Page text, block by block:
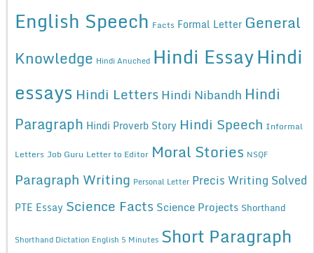
English Speech Facts Formal Letter General
Knowledge Hindi Anuched Hindi EssayHindi
essays Hindi Letters Hindi Nibandh Hindi
Paragraph Hindi Proverb Story Hindi Speech Informal
Letters Job Guru Letter to Editor Moral Stories NSQF
Paragraph Writing Personal Letter Precis Writing Solved
PTE Essay Science Facts Science Projects Shorthand
Shorthand Dictation English 5 Minutes Short Paragraph